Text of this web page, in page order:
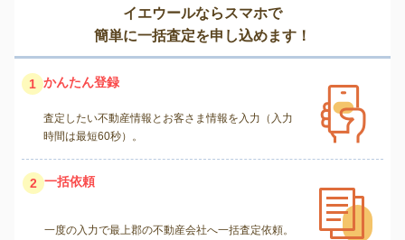
イエウールならスマホで
簡単に一括査定を申し込めます！
1 かんたん登録
査定したい不動産情報とお客さま情報を入力（入力
時間は最短60秒）。
2 一括依頼
一度の入力で最上郡の不動産会社へ一括査定依頼。